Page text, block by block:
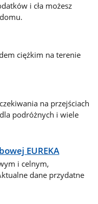
i cła możesz
ciężkim na terenie
na przejściach
podróżnych i wiele
EUREKA
i celnym,
dane przydatne